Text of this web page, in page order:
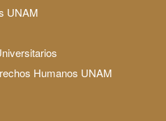
UNAM
Humanos UNAM